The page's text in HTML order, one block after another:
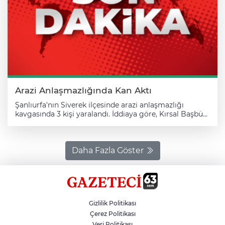
Arazi Anlaşmazlığında Kan Aktı
Şanlıurfa'nın Siverek ilçesinde arazi anlaşmazlığı
kavgasında 3 kişi yaralandı. İddiaya göre, Kırsal Başbük
kullanıldığı kavgaya dönüştü. Kavgada 3 kişi yaralandı.
Mahalle sakinlerinin ihbarı üzerine olay yerine sağlık ve
jandarma ekipleri sevk edildi. Yaralılar, ambulanslarla
Siverek Devlet Hastanesine kaldırıldı. Jandarma
mahallede ve hastanede önlem aldı.
Daha Fazla Göster
Gizlilik Politikası
Çerez Politikası